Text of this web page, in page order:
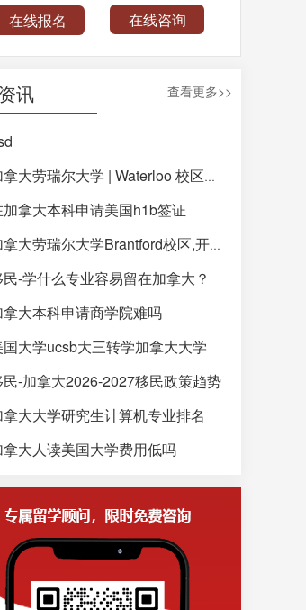
在线报名
在线咨询
讯 查看更多>>
大劳瑞尔大学 | Waterloo 校区，解锁完整大学体验！
拿大本科申请美国h1b签证
大劳瑞尔大学Brantford校区,开启通往未来的大学生活!
-学什么专业容易留在加拿大？
拿大本科申请商学院难吗
国大学ucsb大三转学加拿大大学
民-加拿大2026-2027移民政策趋势
拿大大学研究生计算机专业排名
拿大人读美国大学费用低吗